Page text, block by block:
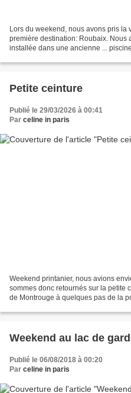
Lors du weekend, nous avons pris la
première destination: Roubaix. Nous
installée dans une ancienne ...
Petite ceinture
Publié le 29/03/2026 à 00:41
Par celine in paris
Weekend printanier, nous avions
sommes donc retournés sur la petite
de Montrouge à quelques pas de la
Weekend au lac de
Publié le 06/08/2018 à 00:20
Par celine in paris